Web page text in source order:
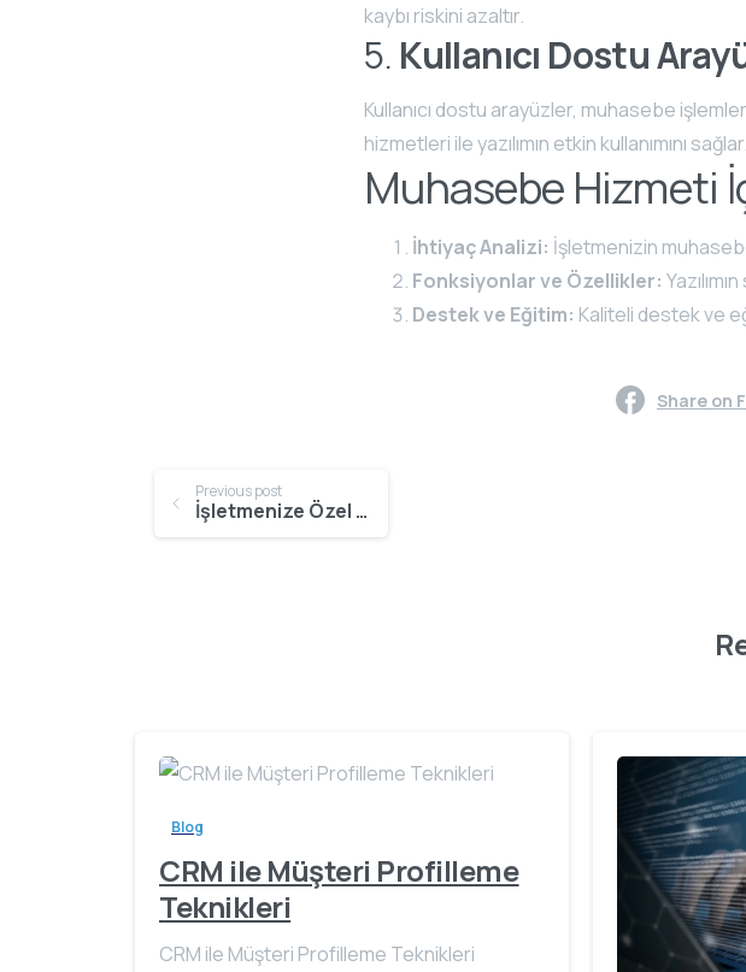
kaybı riskini azaltır.
5. Kullanıcı Dostu
Kullanıcı dostu arayüzler, muhasebe
hizmetleri ile yazılımın etkin kullanımını sağlar.
Muhasebe Hizmeti
İhtiyaç Analizi: İşletmenizin
Fonksiyonlar ve Özellikler:
Destek ve Eğitim: Kaliteli destek ve
Share on
Continue
Previous post
İşletmenize Özel ERP Çözümleri
Blog
CRM ile Müşteri Profilleme
Teknikleri
CRM ile Müşteri Profilleme Teknikleri